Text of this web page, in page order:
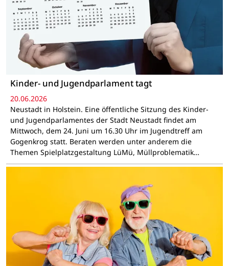
Kinder- und Jugendparlament tagt
20.06.2026
Neustadt in Holstein. Eine öffentliche Sitzung des Kinder-
und Jugendparlamentes der Stadt Neustadt findet am
Mittwoch, dem 24. Juni um 16.30 Uhr im Jugendtreff am
Gogenkrog statt. Beraten werden unter anderem die
Themen Spielplatzgestaltung LüMü, Müllproblematik…